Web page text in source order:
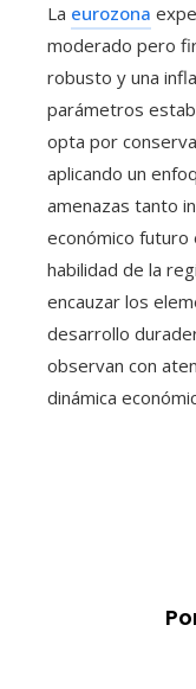
La eurozona
moderado pero
robusto y una
parámetros
opta por
aplicando un
amenazas tanto
económico futuro
habilidad de la
encauzar los
desarrollo
observan con
dinámica